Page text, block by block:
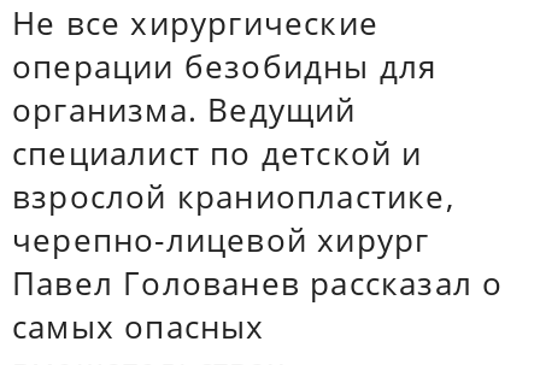
Не все хирургические
операции безобидны для
организма. Ведущий
специалист по детской и
взрослой краниопластике,
черепно-лицевой хирург
Павел Голованев рассказал о
самых опасных